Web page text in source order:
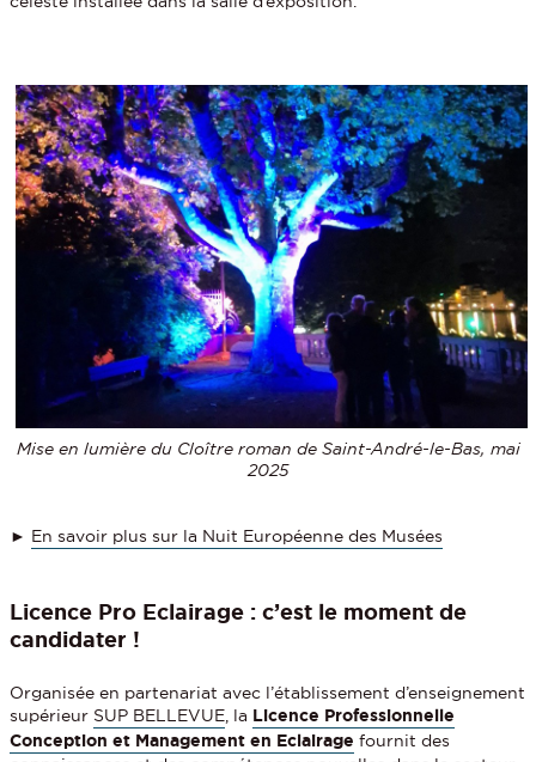
Mise en lumière du Cloître roman de Saint-André-le-Bas, mai
2025
► En savoir plus sur la Nuit Européenne des Musées
Licence Pro Eclairage : c’est le moment de
candidater !
Organisée en partenariat avec l’établissement d’enseignement
supérieur SUP BELLEVUE , la Licence Professionnelle
Conception et Management en Eclairage fournit des